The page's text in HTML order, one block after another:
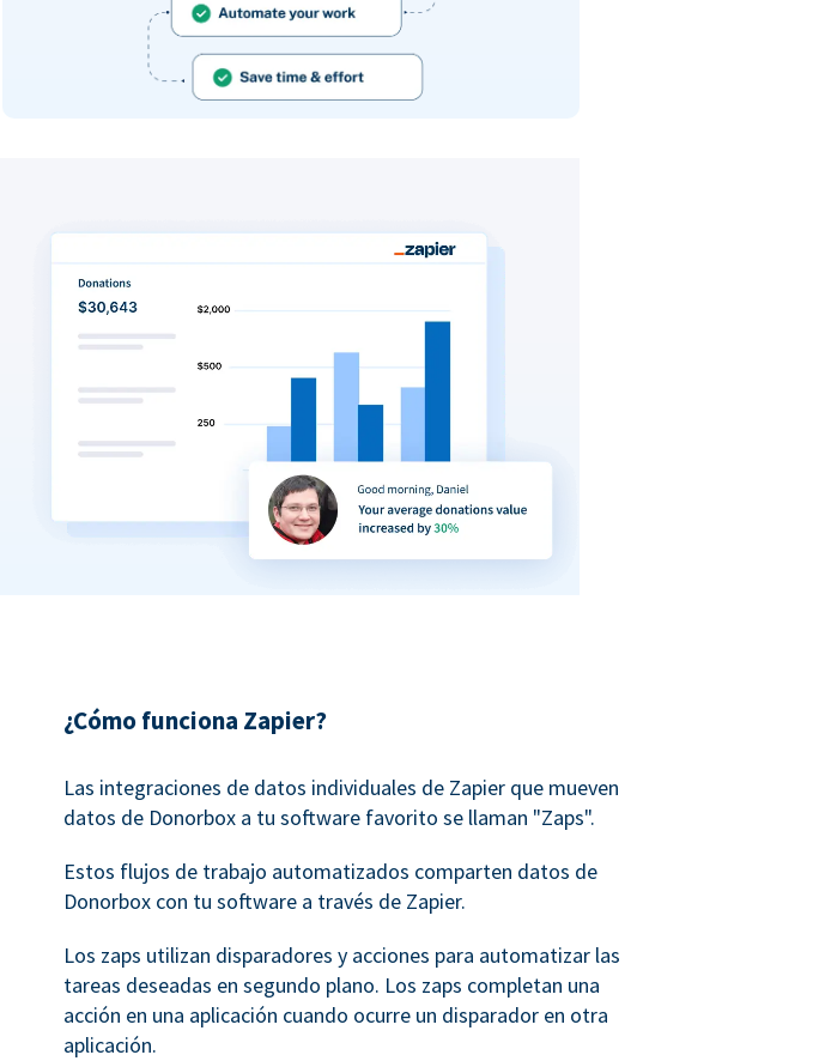
¿Cómo funciona Zapier?
Las integraciones de datos individuales de Zapier que mueven
datos de Donorbox a tu software favorito se llaman "Zaps".
Estos flujos de trabajo automatizados comparten datos de
Donorbox con tu software a través de Zapier.
Los zaps utilizan disparadores y acciones para automatizar las
tareas deseadas en segundo plano. Los zaps completan una
acción en una aplicación cuando ocurre un disparador en otra
aplicación.